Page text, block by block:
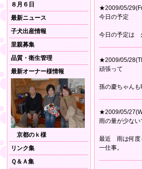
８月６日
最新ニュース
子犬出産情報
里親募集
品質・衛生管理
最新オーナー様情報
京都のｋ様
リンク集
Ｑ＆Ａ集
★2009/05/
今日の予定
今日の予定は
★2009/05/
頑張って
孫の慶ちゃんも
★2009/05/
雨の量が少ない
最近 雨は何度
一仕事。